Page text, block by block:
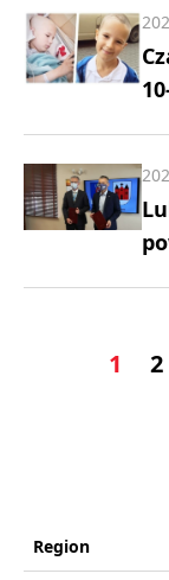
1 2
Region